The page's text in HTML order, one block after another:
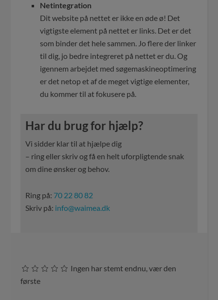
Netintegration
Dit website på nettet er ikke en øde ø! Det
vigtigste element på nettet er links. Det er det
som binder det hele sammen. Jo flere der linker
til dig, jo bedre integreret på nettet er du. Og
igennem arbejdet med søgemaskineoptimering
er det netop et af de meget vigtige elementer,
du kommer til at fokusere på.
Har du brug for hjælp?
Vi sidder klar til at hjælpe dig
– ring eller skriv og få en helt uforpligtende snak
om dine ønsker og behov.
Ring på: 70 22 80 82
Skriv på: info@waimea.dk
Ingen har stemt endnu, vær den
første